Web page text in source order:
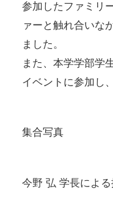
参加したファミリ
ァーと触れ合いな
ました。
また、本学学部学
イベントに参加し
集合写真
今野 弘 学長によ